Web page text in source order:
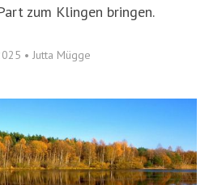
zum Klingen bringen.
• Jutta Mügge